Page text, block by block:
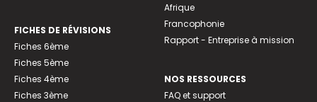
FICHES DE RÉVISIONS
Fiches 6ème
Fiches 5ème
Fiches 4ème
Fiches 3ème
Afrique
Francophonie
Rapport - Entreprise à mission
NOS RESSOURCES
FAQ et support